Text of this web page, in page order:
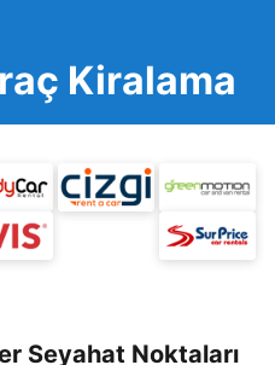
Kiralama
Seyahat Noktaları